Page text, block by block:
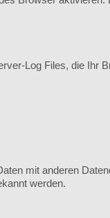
Log Files, die Ihr
mit anderen
werden.